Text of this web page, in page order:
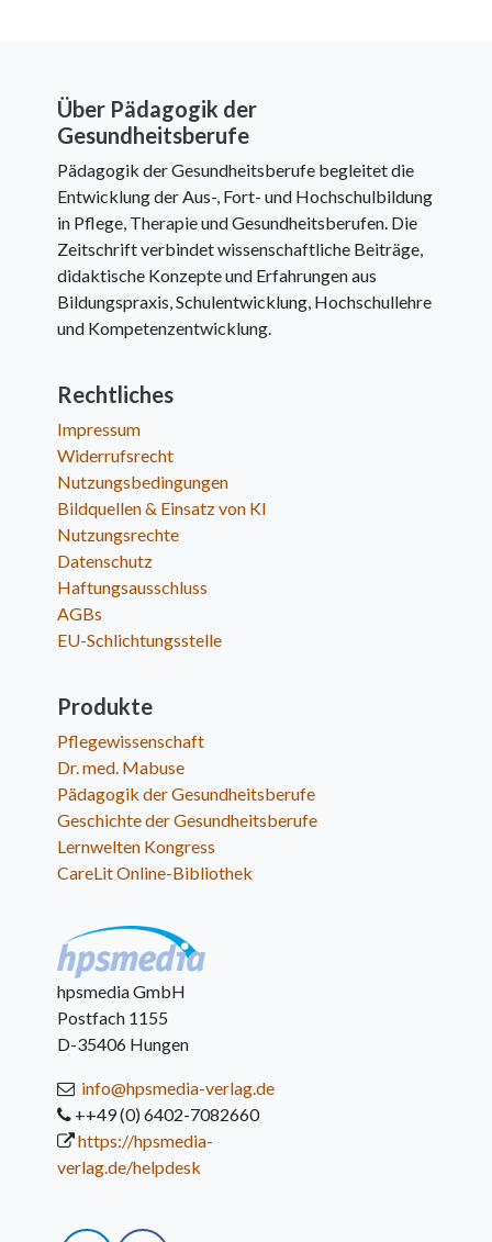
Über Pädagogik der
Gesundheitsberufe
Pädagogik der Gesundheitsberufe begleitet die
Entwicklung der Aus-, Fort- und Hochschulbildung
in Pflege, Therapie und Gesundheitsberufen. Die
Zeitschrift verbindet wissenschaftliche Beiträge,
didaktische Konzepte und Erfahrungen aus
Bildungspraxis, Schulentwicklung, Hochschullehre
und Kompetenzentwicklung.
Rechtliches
Impressum
Widerrufsrecht
Nutzungsbedingungen
Bildquellen & Einsatz von KI
Nutzungsrechte
Datenschutz
Haftungsausschluss
AGBs
EU-Schlichtungsstelle
Produkte
Pflegewissenschaft
Dr. med. Mabuse
Pädagogik der Gesundheitsberufe
Geschichte der Gesundheitsberufe
Lernwelten Kongress
CareLit Online-Bibliothek
hpsmedia GmbH
Postfach 1155
D-35406 Hungen
info@hpsmedia-verlag.de
++49 (0) 6402-7082660
https://hpsmedia-
verlag.de/helpdesk